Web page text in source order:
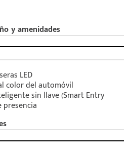
y amenidades
LED
color del automóvil
sin llave (Smart Entry
presencia